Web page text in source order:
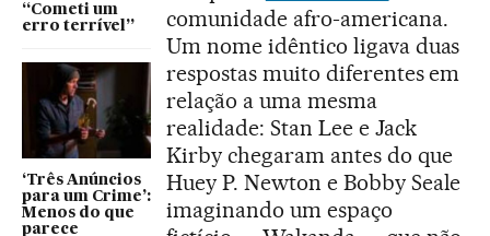
“Cometi um
erro terrível”
‘Três Anúncios
para um Crime’:
Menos do que
parece
comunidade afro-americana.
Um nome idêntico ligava duas
respostas muito diferentes em
relação a uma mesma
realidade: Stan Lee e Jack
Kirby chegaram antes do que
Huey P. Newton e Bobby Seale
imaginando um espaço